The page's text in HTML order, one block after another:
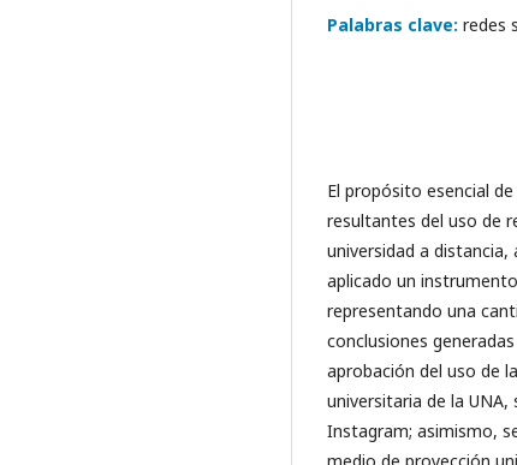
Palabras clave: redes
El propósito esencial
resultantes del uso de
universidad a
aplicado un
representando una
conclusiones
aprobación del uso de
universitaria de la
Instagram; asimismo,